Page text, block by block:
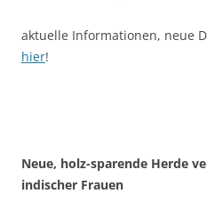
aktuelle Informationen, neue
hier!
Neue, holz-sparende Herde
indischer Frauen